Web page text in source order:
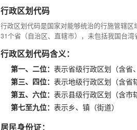
行政区划代码
行政区划代码是国家对能够统治的行施管辖
31个省（自治区、直辖市），未包括我国台湾
行政区划代码含义：
第一、二位： 表示省级行政区划（含省
第三、四位： 表示地级行政区划（含省
第五、六位： 表示县级行政区划（含市
第七至九位： 表示乡、镇（街道）
居民身份证：